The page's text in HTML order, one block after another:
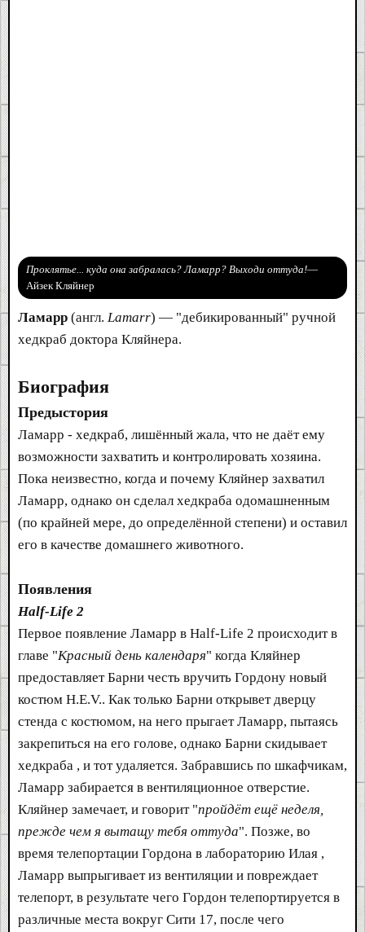
Проклятье... куда она забралась? Ламарр? Выходи оттуда!—
Айзек Кляйнер
Ламарр (англ. Lamarr) — "дебикированный" ручной
хедкраб доктора Кляйнера.
Биография
Предыстория
Ламарр - хедкраб, лишённый жала, что не даёт ему
возможности захватить и контролировать хозяина.
Пока неизвестно, когда и почему Кляйнер захватил
Ламарр, однако он сделал хедкраба одомашненным
(по крайней мере, до определённой степени) и оставил
его в качестве домашнего животного.
Появления
Half-Life 2
Первое появление Ламарр в Half-Life 2 происходит в
главе "Красный день календаря" когда Кляйнер
предоставляет Барни честь вручить Гордону новый
костюм H.E.V.. Как только Барни открывет дверцу
стенда с костюмом, на него прыгает Ламарр, пытаясь
закрепиться на его голове, однако Барни скидывает
хедкраба , и тот удаляется. Забравшись по шкафчикам,
Ламарр забирается в вентиляционное отверстие.
Кляйнер замечает, и говорит "пройдёт ещё неделя,
прежде чем я вытащу тебя оттуда". Позже, во
время телепортации Гордона в лабораторию Илая ,
Ламарр выпрыгивает из вентиляции и повреждает
телепорт, в результате чего Гордон телепортируется в
различные места вокруг Сити 17, после чего